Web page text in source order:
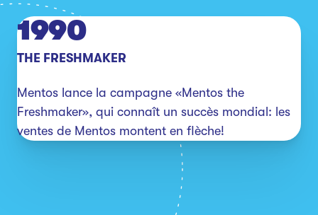
1990
THE FRESHMAKER
Mentos lance la campagne «Mentos the
Freshmaker», qui connaît un succès mondial: les